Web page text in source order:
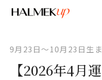
9月23日〜10月23日生
【2026年4月